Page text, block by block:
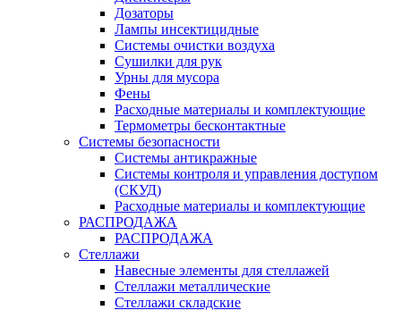
Дозаторы
Лампы инсектицидные
Системы очистки воздуха
Сушилки для рук
Урны для мусора
Фены
Расходные материалы и комплектующие
Термометры бесконтактные
Системы безопасности
Системы антикражные
Системы контроля и управления доступом
(СКУД)
Расходные материалы и комплектующие
РАСПРОДАЖА
РАСПРОДАЖА
Стеллажи
Навесные элементы для стеллажей
Стеллажи металлические
Стеллажи складские